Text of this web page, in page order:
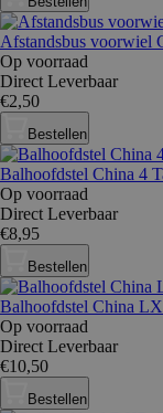
Afstandsbus voorwiel
Op voorraad
Direct Leverbaar
€2,50
Bestellen
Balhoofdstel China 4
Op voorraad
Direct Leverbaar
€8,95
Bestellen
Balhoofdstel China
Op voorraad
Direct Leverbaar
€10,50
Bestellen